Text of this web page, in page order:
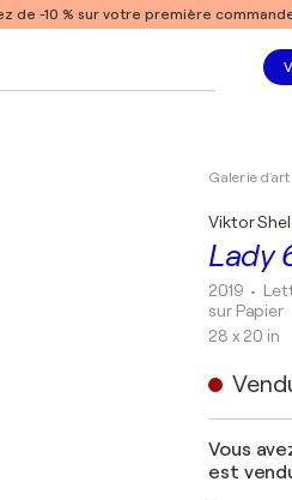
de -10 % sur votre première
Galerie d'art
Lady
Viktor
2019 •
sur Papier
28 x 20 in
Vous
est